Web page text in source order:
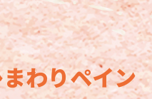
わりペイン